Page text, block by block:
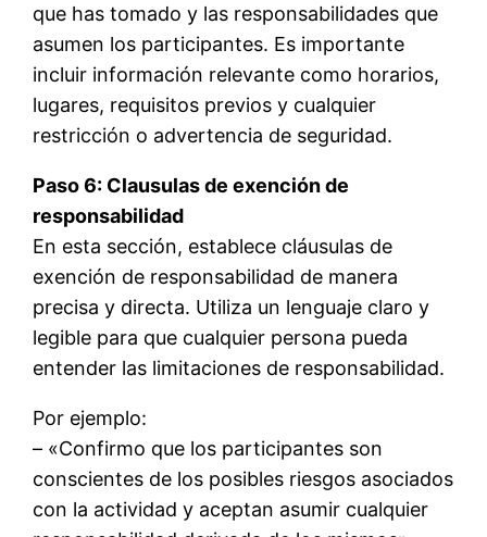
que has tomado y las responsabilidades que
asumen los participantes. Es importante
incluir información relevante como horarios,
lugares, requisitos previos y cualquier
restricción o advertencia de seguridad.
Paso 6: Clausulas de exención de
responsabilidad
En esta sección, establece cláusulas de
exención de responsabilidad de manera
precisa y directa. Utiliza un lenguaje claro y
legible para que cualquier persona pueda
entender las limitaciones de responsabilidad.
Por ejemplo:
– «Confirmo que los participantes son
conscientes de los posibles riesgos asociados
con la actividad y aceptan asumir cualquier